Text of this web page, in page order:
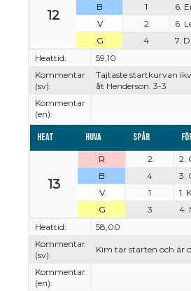
12
B
1
6.
V
2
6.
G
4
7.
Heattid:
59,10
Kommentar
(sv):
Tajtaste startkurvan
åt Henderson. 3-3
Kommentar
(en):
Heat Huva Spår
13
R 2
2.
B
4
3.
V
1
1.
G
3
4.
Heattid:
58,00
Kommentar
(sv):
Kim tar starten och är
Kommentar
(en):